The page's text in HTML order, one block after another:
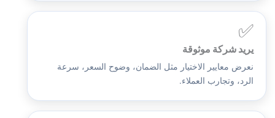
✅
يريد شركة موثوقة
نعرض معايير الاختيار مثل الضمان، وضوح السعر، سرعة
الرد، وتجارب العملاء.